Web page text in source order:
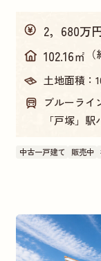
2，680万
102.16㎡
土地面積：
ブルーライ
「戸塚」
中古一戸建て 販売中